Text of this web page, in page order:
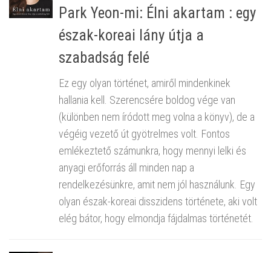
Park Yeon-mi: Élni akartam : egy
észak-koreai lány útja a
szabadság felé
Ez egy olyan történet, amiről mindenkinek
hallania kell. Szerencsére boldog vége van
(különben nem íródott meg volna a könyv), de a
végéig vezető út gyötrelmes volt. Fontos
emlékeztető számunkra, hogy mennyi lelki és
anyagi erőforrás áll minden nap a
rendelkezésünkre, amit nem jól használunk. Egy
olyan észak-koreai disszidens története, aki volt
elég bátor, hogy elmondja fájdalmas történetét.